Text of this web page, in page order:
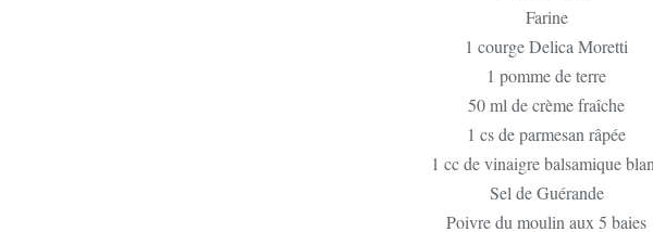
Farine
1 courge Delica Moretti
1 pomme de terre
50 ml de crème fraîche
1 cs de parmesan râpée
1 cc de vinaigre balsamique
Sel de Guérande
Poivre du moulin aux 5 baies